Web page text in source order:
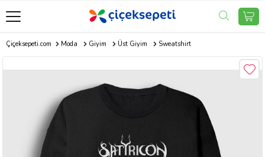
Çiçeksepeti.com Moda Giyim Üst Giyim Sweatshirt